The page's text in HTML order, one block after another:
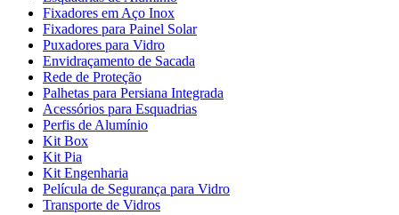
Fixadores em Aço Inox
Fixadores para Painel Solar
Puxadores para Vidro
Envidraçamento de Sacada
Rede de Proteção
Palhetas para Persiana Integrada
Acessórios para Esquadrias
Perfis de Alumínio
Kit Box
Kit Pia
Kit Engenharia
Película de Segurança para Vidro
Transporte de Vidros